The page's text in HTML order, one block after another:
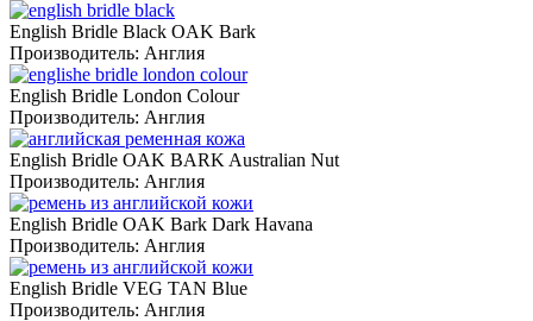
English Bridle Black OAK Bark
Производитель: Англия
English Bridle London Colour
Производитель: Англия
English Bridle OAK BARK Australian Nut
Производитель: Англия
English Bridle OAK Bark Dark Havana
Производитель: Англия
English Bridle VEG TAN Blue
Производитель: Англия